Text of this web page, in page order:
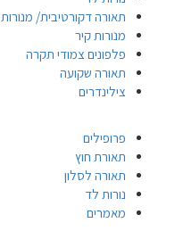
תאורה דקורטיבית/
מנורות קיר
פלפונים צמודי תקרה
תאורה שקועה
צילינדרים
פרופילים
תאורת חוץ
תאורה לסלון
נורות לד
מאמרים